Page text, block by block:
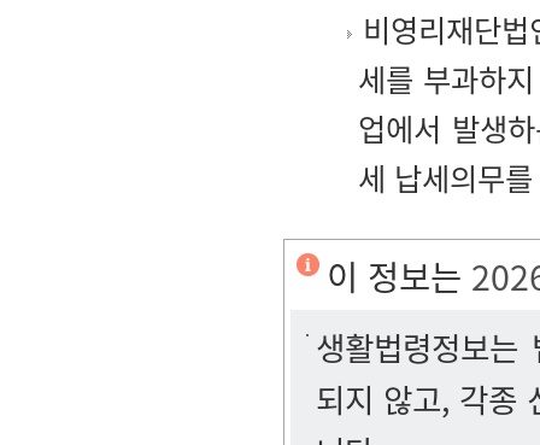
비영리재단
세를 부과하
업에서 발생
세 납세의무
이 정보는
생활법령정보
되지 않고, 각종